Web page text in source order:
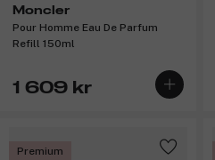
Moncler
Pour Homme Eau De Parfum
Refill 150ml
1 609 kr
Premium